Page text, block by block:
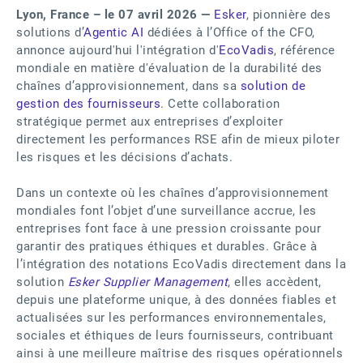
Lyon, France – le 07 avril 2026 — Esker, pionnière des
solutions d’Agentic AI dédiées à l’Office of the CFO,
annonce aujourd'hui l'intégration d'EcoVadis, référence
mondiale en matière d'évaluation de la durabilité des
chaînes d’approvisionnement, dans sa solution de
gestion des fournisseurs. Cette collaboration
stratégique permet aux entreprises d’exploiter
directement les performances RSE afin de mieux piloter
les risques et les décisions d’achats.
Dans un contexte où les chaînes d’approvisionnement
mondiales font l’objet d’une surveillance accrue, les
entreprises font face à une pression croissante pour
garantir des pratiques éthiques et durables. Grâce à
l’intégration des notations EcoVadis directement dans la
solution Esker Supplier Management, elles accèdent,
depuis une plateforme unique, à des données fiables et
actualisées sur les performances environnementales,
sociales et éthiques de leurs fournisseurs, contribuant
ainsi à une meilleure maîtrise des risques opérationnels